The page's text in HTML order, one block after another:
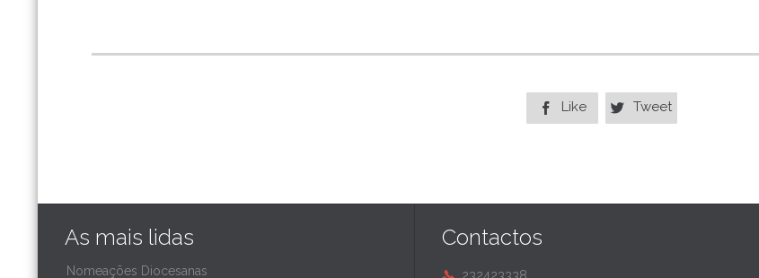
 Like  Tweet
As mais lidas
Nomeações Diocesanas
Contactos